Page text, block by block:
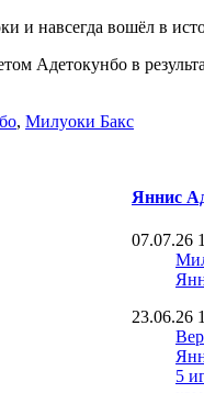
и навсегда вошёл в
Адетокунбо в
, Милуоки Бакс
Яннис
07.07.26
23.06.26
5